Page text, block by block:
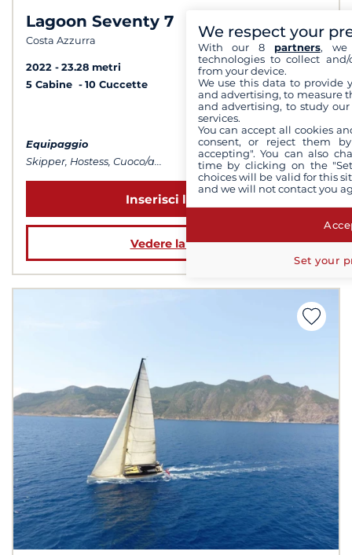
Lagoon Seventy 7
Costa Azzurra
2022
23.28 metri
5 Cabine
10 Cuccette
a partire da 60 000 €
Equipaggio
Skipper, Hostess, Cuoco/a...
Inserisci le date
Vedere la barca
We respect your
With our 8 partners, we
technologies to collect
from your device.
We use this data to provide
and advertising, to measure
and advertising, to study
services.
You can accept all cookies
consent, or reject them
accepting". You can also
time by clicking on the
choices will be valid for this
and we will not contact you
Set your